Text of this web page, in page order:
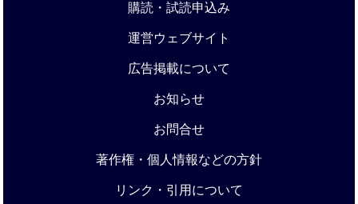
購読・試読申込み
運営ウェブサイト
広告掲載について
お知らせ
お問合せ
著作権・個人情報などの方針
リンク・引用について